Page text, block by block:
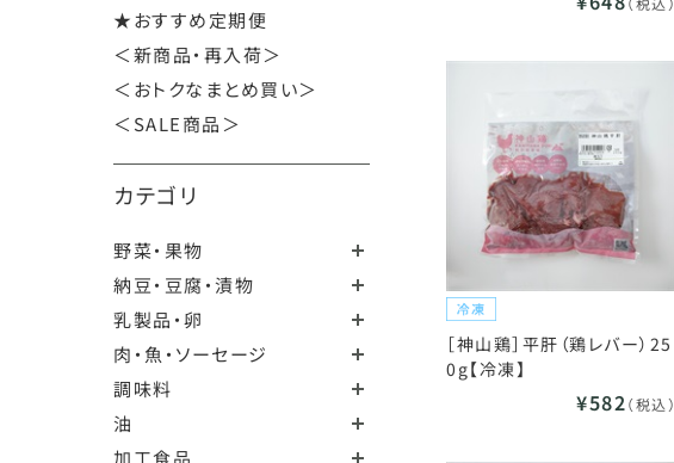
★おすすめ定期便
＜新商品・再入荷＞
＜おトクなまとめ買い＞
＜SALE商品＞
カテゴリ
野菜・果物
納豆・豆腐・漬物
乳製品・卵
肉・魚・ソーセージ
調味料
油
加工食品
［神山鶏］平肝（鶏レバー）25
0g【冷凍】
¥582（税込）